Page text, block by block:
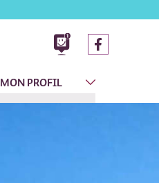
MON PROFIL